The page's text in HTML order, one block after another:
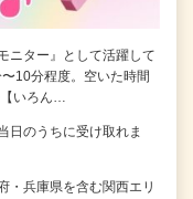
ニター』として活躍して
10分程度。空いた時間
いろん…
のうちに受け取れま
兵庫県を含む関西エリ